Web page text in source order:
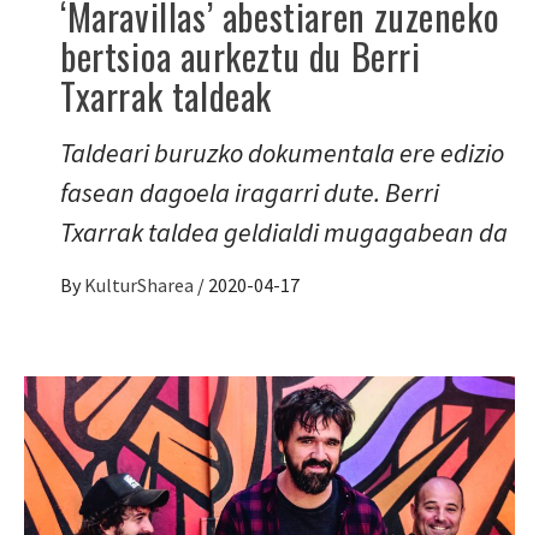
‘Maravillas’ abestiaren zuzeneko
bertsioa aurkeztu du Berri
Txarrak taldeak
Taldeari buruzko dokumentala ere edizio
fasean dagoela iragarri dute. Berri
Txarrak taldea geldialdi mugagabean da
By KulturSharea / 2020-04-17